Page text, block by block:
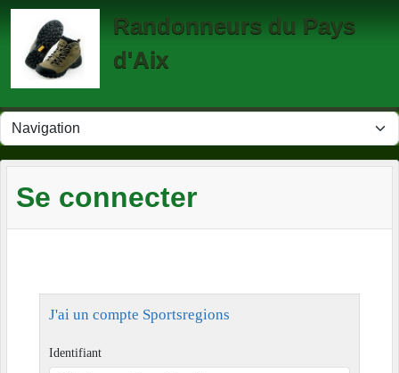
Randonneurs du Pays
d'Aix
Se connecter
J'ai un compte Sportsregions
Identifiant
Panneau de gestion des cookies